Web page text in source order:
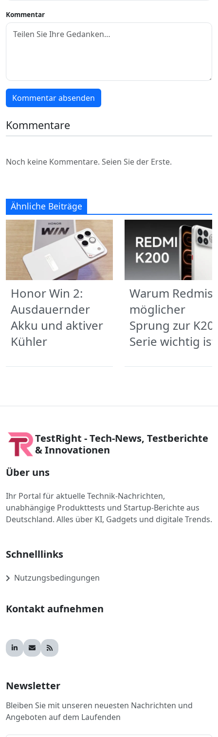
Kommentar
Kommentar absenden
Kommentare
Noch keine Kommentare. Seien Sie der Erste.
Ähnliche Beiträge
Honor Win 2:
Ausdauernder
Akku und aktiver
Kühler
Warum Redmis
möglicher
Sprung zur
Serie wichtig ist
TestRight - Tech-News, Testberichte
& Innovationen
Über uns
Ihr Portal für aktuelle Technik-Nachrichten,
unabhängige Produkttests und Startup-Berichte aus
Deutschland. Alles über KI, Gadgets und digitale Trends.
Schnelllinks
Nutzungsbedingungen
Kontakt aufnehmen
Newsletter
Bleiben Sie mit unseren neuesten Nachrichten und
Angeboten auf dem Laufenden